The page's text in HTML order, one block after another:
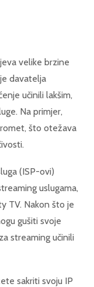
velike brzine
davatelja
učinili lakšim,
Na primjer,
što otežava
(ISP-ovi)
uslugama,
TV. Nakon što je
gušiti svoje
streaming učinili
sakriti svoju IP